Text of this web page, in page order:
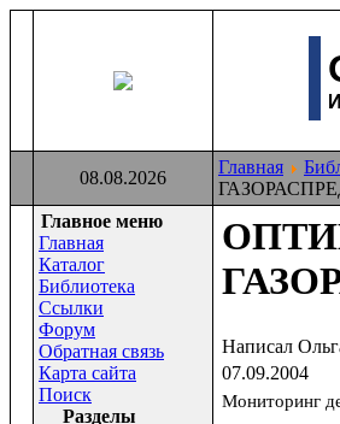
08.08.2026
Главная
Главное меню
Главная
Каталог
Библиотека
Ссылки
Форум
Обратная связь
Карта сайта
Поиск
Раздeлы
Написал
07.09.2004
Мониторинг